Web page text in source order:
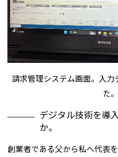
請求管理システム画面。入
た。
デジタル技術を導
か。
創業者である父から私へ代表